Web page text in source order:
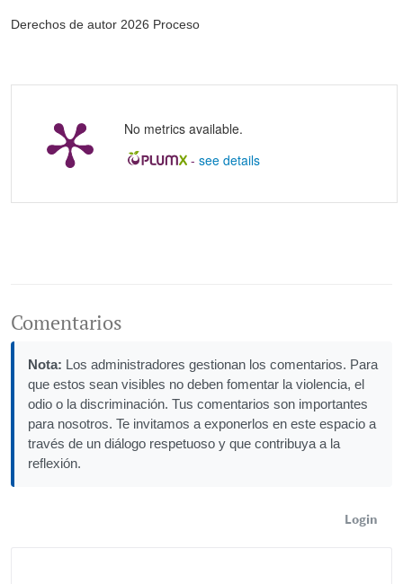
Derechos de autor 2026 Proceso
No metrics available.
- see details
Comentarios
Nota: Los administradores gestionan los comentarios. Para
que estos sean visibles no deben fomentar la violencia, el
odio o la discriminación. Tus comentarios son importantes
para nosotros. Te invitamos a exponerlos en este espacio a
través de un diálogo respetuoso y que contribuya a la
reflexión.
Login